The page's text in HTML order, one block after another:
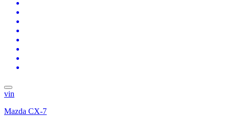
vin
Mazda CX-7